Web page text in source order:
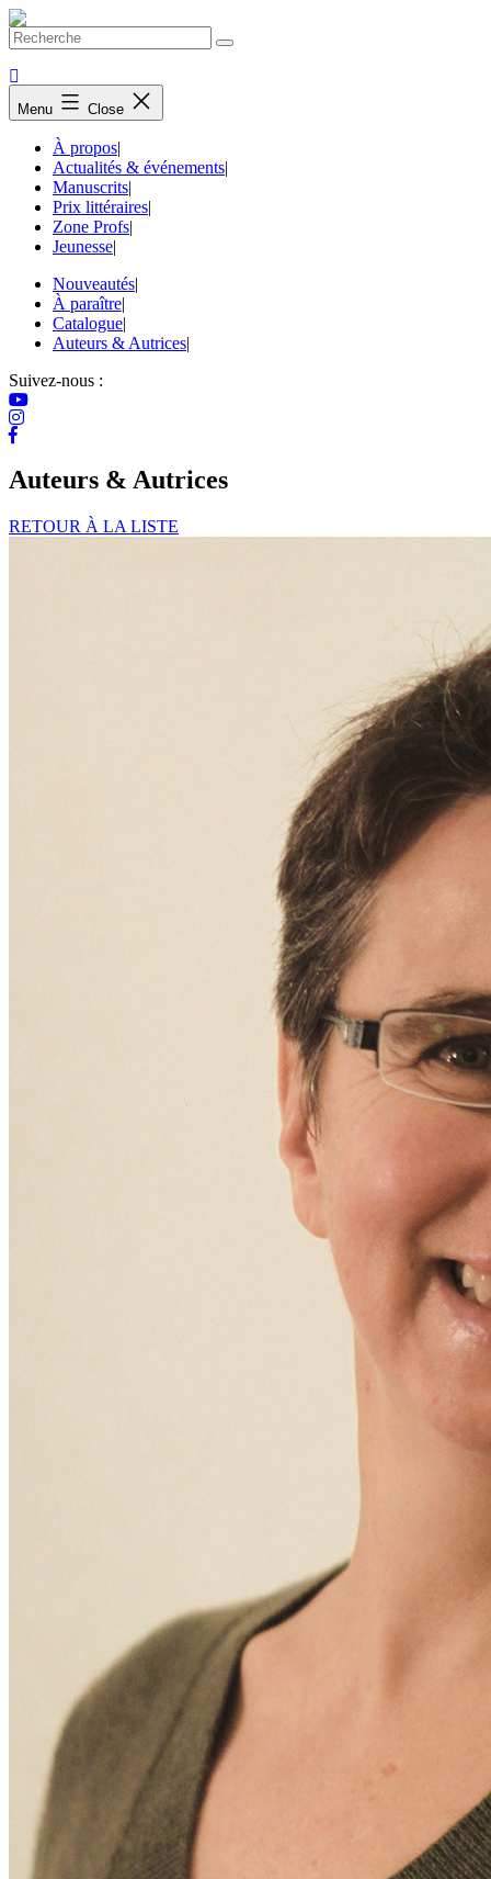
Skip
to
Menu Close
À propos|
Actualités & événements|
Manuscrits|
Prix littéraires|
Zone Profs|
Jeunesse|
Nouveautés|
À paraître|
Catalogue|
Auteurs & Autrices|
Suivez-nous :
Auteurs & Autrices
RETOUR À LA LISTE